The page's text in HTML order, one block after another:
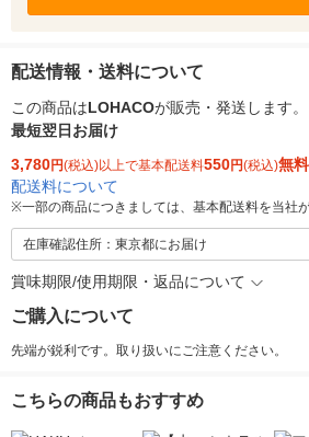
配送情報・送料について
この商品はLOHACOが販売・発送します。
最短翌日お届け
3,780円(税込)以上で基本配送料550円(税込)無料
配送料について
※一部の商品につきましては、基本配送料を当社
在庫確認住所：東京都にお届け
賞味期限/使用期限・返品について
ご購入について
先端が鋭利です。取り扱いにご注意ください。
こちらの商品もおすすめ